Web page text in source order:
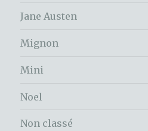
Jane Austen
Mignon
Mini
Noel
Non classé